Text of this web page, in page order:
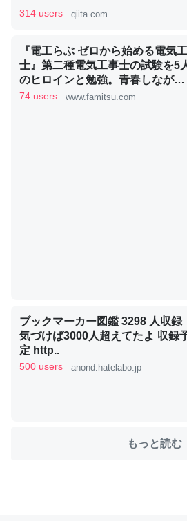
利だから両方が拮抗してるのでは」
ずキチンを強化してる筈だが、酵素
─ニュース :: 【研究発表】昆虫学の大問題
いのか」に関する新仮説
これを元に考えるとカルシウムを大
類は苦労してるんだな…。腹足類だ
─ニュース :: 【研究発表】昆虫学の大問
ウチもEchoを実家に置いて４年。
ちぼちRingも置こうかと画策中。
位置情報を共有してる。電池残量や
これ見て生きてるなって分かる。
─たまにLINEするくらいだった遠方の父
コミュニケーションが劇的に変化した｜
314 users qiita.com
『電工らぶ ゼロから始める電気
士』第二種電気工事士の試験を5
のヒロインと勉強。青春しなが
ら“過去問1000問”や“本番形式
74 users www.famitsu.com
ブックマーカー図鑑 3298 人収録
気づけば3000人超えてたよ 収録
定 http..
500 users anond.hatelabo.jp
もっと読む